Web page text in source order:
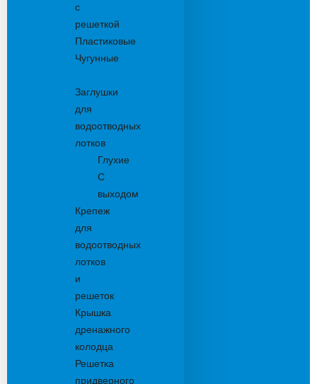
с
решеткой
Пластиковые
Чугунные
Заглушки
для
водоотводных
лотков
Глухие
С
выходом
Крепеж
для
водоотводных
лотков
и
решеток
Крышка
дренажного
колодца
Решетка
придверного